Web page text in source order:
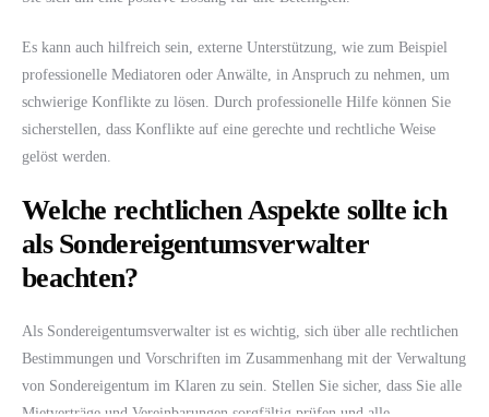
Es kann auch hilfreich sein, externe Unterstützung, wie zum Beispiel
professionelle Mediatoren oder Anwälte, in Anspruch zu nehmen, um
schwierige Konflikte zu lösen. Durch professionelle Hilfe können Sie
sicherstellen, dass Konflikte auf eine gerechte und rechtliche Weise
gelöst werden.
Welche rechtlichen Aspekte sollte ich
als Sondereigentumsverwalter
beachten?
Als Sondereigentumsverwalter ist es wichtig, sich über alle rechtlichen
Bestimmungen und Vorschriften im Zusammenhang mit der Verwaltung
von Sondereigentum im Klaren zu sein. Stellen Sie sicher, dass Sie alle
Mietverträge und Vereinbarungen sorgfältig prüfen und alle